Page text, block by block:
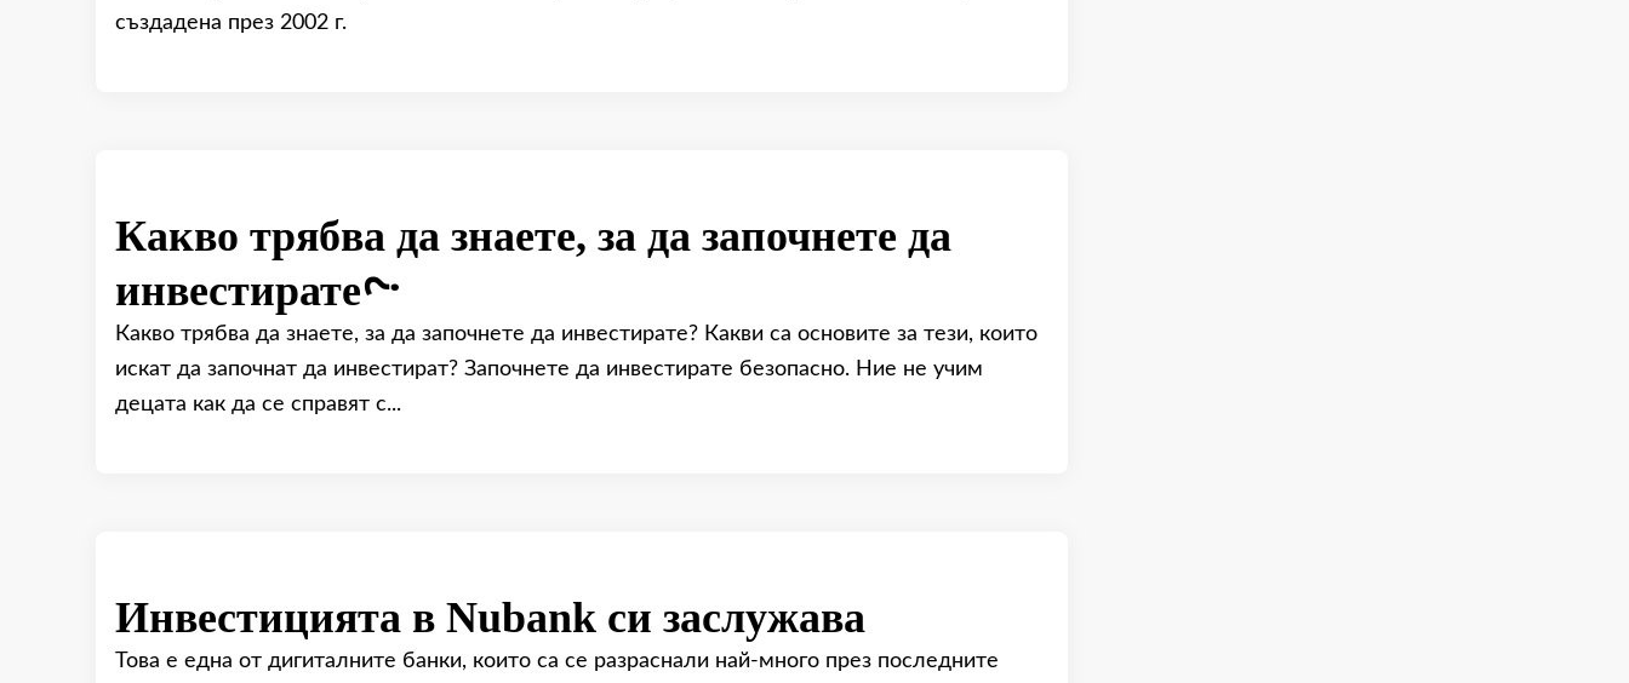
създадена през 2002 г.
Какво трябва да знаете, за да започнете да
инвестирате?
Какво трябва да знаете, за да започнете да инвестирате? Какви са основите за тези, които
искат да започнат да инвестират? Започнете да инвестирате безопасно. Ние не учим
децата как да се справят с...
Инвестицията в Nubank си заслужава
Това е една от дигиталните банки, които са се разраснали най-много през последните